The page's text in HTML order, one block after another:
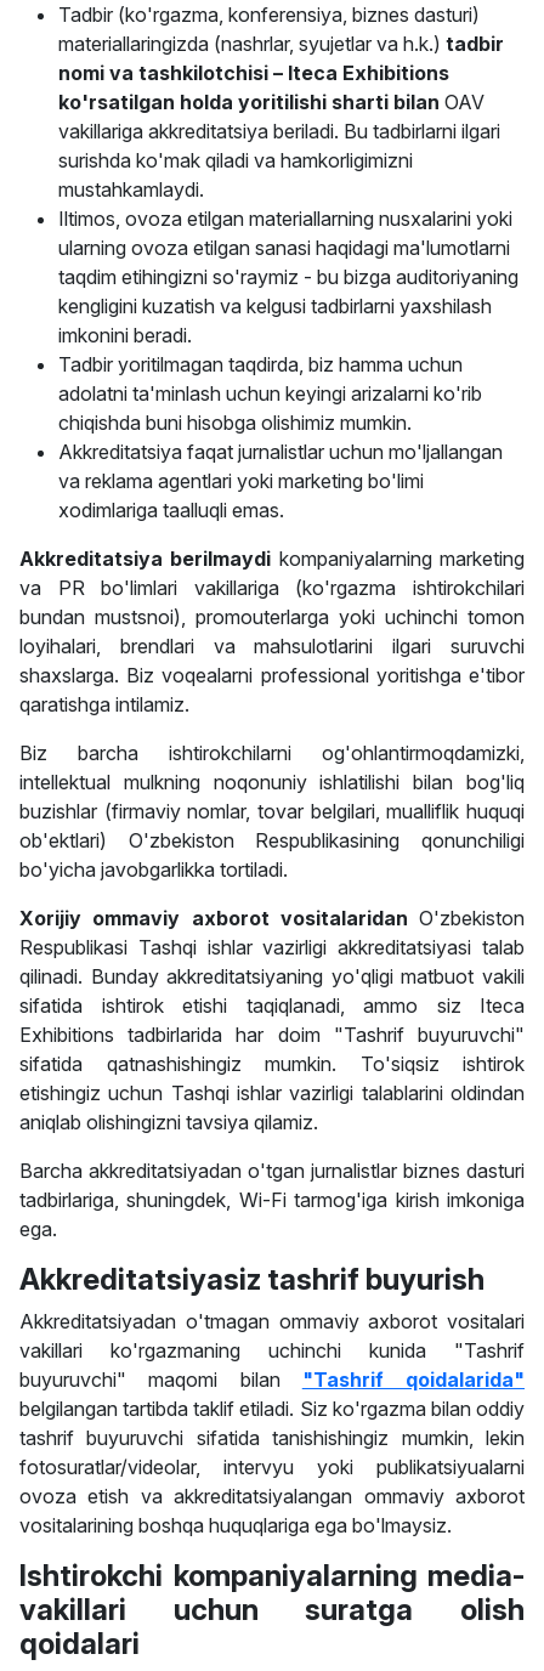
Tadbir (ko'rgazma, konferensiya, biznes dasturi)
materiallaringizda (nashrlar, syujetlar va h.k.) tadbir
nomi va tashkilotchisi – Iteca Exhibitions
ko'rsatilgan holda yoritilishi sharti bilan OAV
vakillariga akkreditatsiya beriladi. Bu tadbirlarni ilgari
surishda ko'mak qiladi va hamkorligimizni
mustahkamlaydi.
Iltimos, ovoza etilgan materiallarning nusxalarini yoki
ularning ovoza etilgan sanasi haqidagi ma'lumotlarni
taqdim etihingizni so'raymiz - bu bizga auditoriyaning
kengligini kuzatish va kelgusi tadbirlarni yaxshilash
imkonini beradi.
Tadbir yoritilmagan taqdirda, biz hamma uchun
adolatni ta'minlash uchun keyingi arizalarni ko'rib
chiqishda buni hisobga olishimiz mumkin.
Akkreditatsiya faqat jurnalistlar uchun mo'ljallangan
va reklama agentlari yoki marketing bo'limi
xodimlariga taalluqli emas.
Akkreditatsiya berilmaydi kompaniyalarning marketing
va PR bo'limlari vakillariga (ko'rgazma ishtirokchilari
bundan mustsnoi), promouterlarga yoki uchinchi tomon
loyihalari, brendlari va mahsulotlarini ilgari suruvchi
shaxslarga. Biz voqealarni professional yoritishga e'tibor
qaratishga intilamiz.
Biz barcha ishtirokchilarni og'ohlantirmoqdamizki,
intellektual mulkning noqonuniy ishlatilishi bilan bog'liq
buzishlar (firmaviy nomlar, tovar belgilari, mualliflik huquqi
ob'ektlari) O'zbekiston Respublikasining qonunchiligi
bo'yicha javobgarlikka tortiladi.
Xorijiy ommaviy axborot vositalaridan O'zbekiston
Respublikasi Tashqi ishlar vazirligi akkreditatsiyasi talab
qilinadi. Bunday akkreditatsiyaning yo'qligi matbuot vakili
sifatida ishtirok etishi taqiqlanadi, ammo siz Iteca
Exhibitions tadbirlarida har doim "Tashrif buyuruvchi"
sifatida qatnashishingiz mumkin. To'siqsiz ishtirok
etishingiz uchun Tashqi ishlar vazirligi talablarini oldindan
aniqlab olishingizni tavsiya qilamiz.
Barcha akkreditatsiyadan o'tgan jurnalistlar biznes dasturi
tadbirlariga, shuningdek, Wi-Fi tarmog'iga kirish imkoniga
ega.
Akkreditatsiyasiz tashrif buyurish
Akkreditatsiyadan o'tmagan ommaviy axborot vositalari
vakillari ko'rgazmaning uchinchi kunida "Tashrif
buyuruvchi" maqomi bilan
"Tashrif qoidalarida"
belgilangan tartibda taklif etiladi. Siz ko'rgazma bilan oddiy
tashrif buyuruvchi sifatida tanishishingiz mumkin, lekin
fotosuratlar/videolar, intervyu yoki publikatsiyualarni
ovoza etish va akkreditatsiyalangan ommaviy axborot
vositalarining boshqa huquqlariga ega bo'lmaysiz.
Ishtirokchi kompaniyalarning media-
vakillari uchun suratga olish
qoidalari